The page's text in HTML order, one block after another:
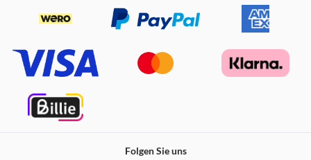
Folgen Sie uns